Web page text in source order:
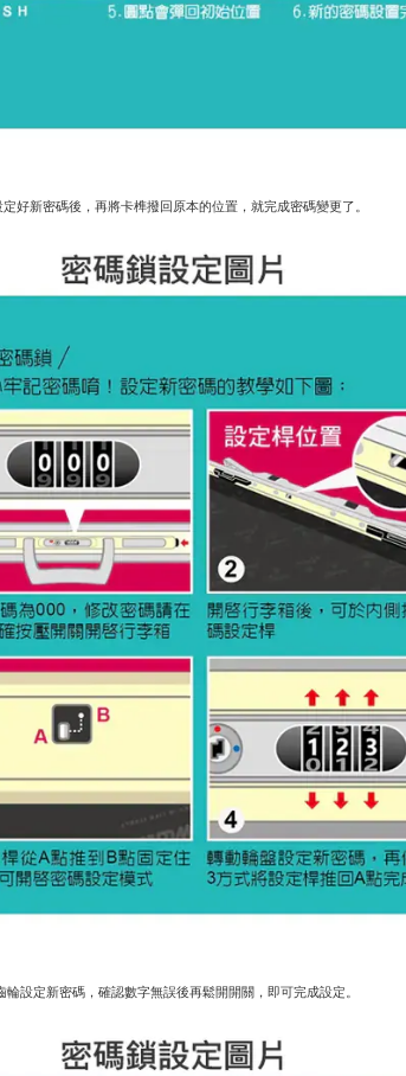
好新密碼後，再將卡榫撥回原本的位置，就完成密碼變更了。
設定新密碼，確認數字無誤後再鬆開開關，即可完成設定。